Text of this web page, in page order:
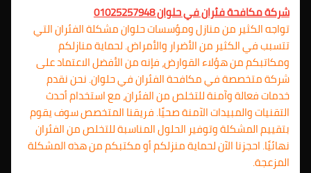
شركة مكافحة فئران في حلوان 01025257948
تواجه الكثير من منازل ومؤسسات حلوان مشكلة الفئران التي
تتسبب في الكثير من الأضرار والأمراض. لحماية منازلكم
ومكاتبكم من هؤلاء القوارض، فإنه من الأفضل الاعتماد على
شركة متخصصة في مكافحة الفئران في حلوان. نحن نقدم
خدمات فعالة وآمنة للتخلص من الفئران، مع استخدام أحدث
التقنيات والمبيدات الآمنة صحيًا. فريقنا المتخصص سوف يقوم
بتقييم المشكلة وتوفير الحلول المناسبة للتخلص من الفئران
نهائيًا. احجزنا الآن لحماية منزلكم أو مكتبكم من هذه المشكلة
المزعجة.